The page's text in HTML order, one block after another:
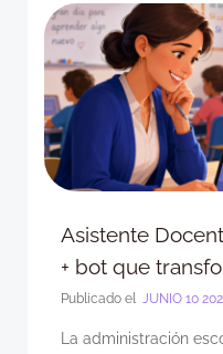
Asistente
+ bot que
Publicado el JUNIO 10
La administración